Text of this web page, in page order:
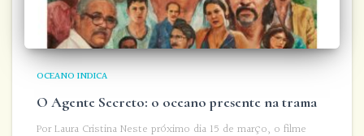
OCEANO INDICA
O Agente Secreto: o oceano presente na trama
Por Laura Cristina Neste próximo dia 15 de março, o filme